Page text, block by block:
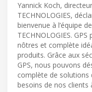
Yannick Koch,
TECHNOLOGIES,
bienvenue à l’équipe
TECHNOLOGIES.
nôtres et complète
produits. Grâce aux
GPS, nous pouvons
complète de solutions
besoins de nos clients